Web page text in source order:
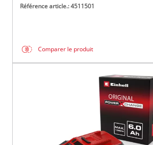
Référence article.: 4511501
Comparer le produit